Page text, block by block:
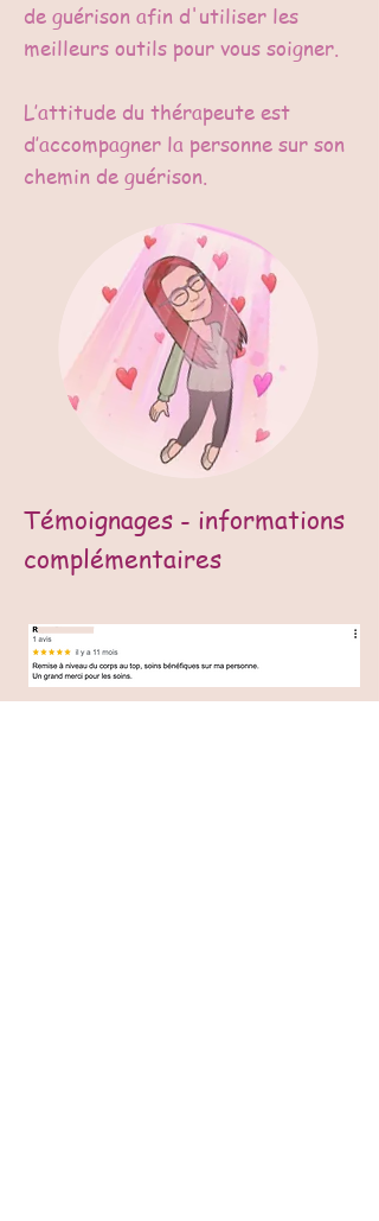
de guérison afin d'utiliser les
meilleurs outils pour vous soigner.
L’attitude du thérapeute est
d’accompagner la personne sur son
chemin de guérison.
Témoignages - informations
complémentaires